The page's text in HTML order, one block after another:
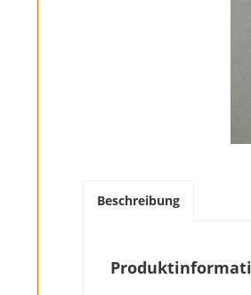
Beschreibung